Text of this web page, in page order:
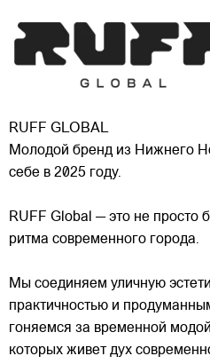
RUFF GLOBAL
Молодой бренд из Нижнего
себе в 2025 году.
RUFF Global — это не просто
ритма современного города.
Мы соединяем уличную
практичностью и
гоняемся за временной
которых живет дух